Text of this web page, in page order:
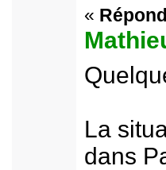
«
La
dans